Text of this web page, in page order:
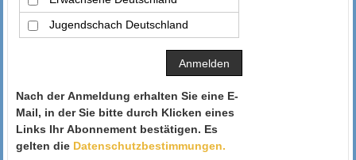
Jugendschach Deutschland
Nach der Anmeldung erhalten Sie eine E-
Mail, in der Sie bitte durch Klicken eines
Links Ihr Abonnement bestätigen. Es
gelten die Datenschutzbestimmungen.